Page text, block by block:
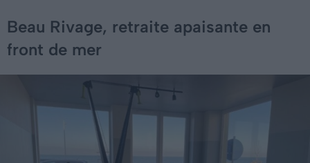
Beau Rivage, retraite apaisante en
front de mer